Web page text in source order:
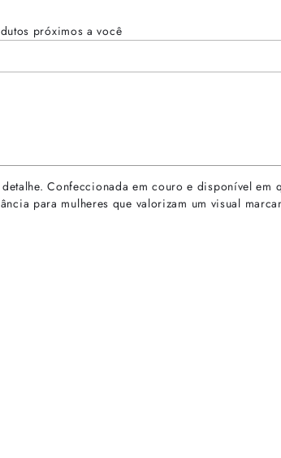
próximos a você
Confeccionada em couro e disponível
para mulheres que valorizam um visual